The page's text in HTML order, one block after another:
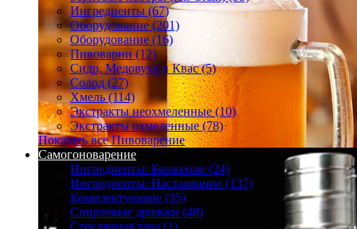
Ингредиенты (67)
Оборудование (201)
Оборудование (16)
Пивоварни (12)
Сидр, Медовуха и Квас (5)
Солод (27)
Хмель (114)
Экстракты неохмеленные (10)
Экстракты охмеленные (78)
Показать все Пивоварение
Самогоноварение
Ингредиенты: Брожение (24)
Ингредиенты: Настаивание (137)
Комплектующие (35)
Спиртовые дрожжи (48)
Стеклянная тара (1)